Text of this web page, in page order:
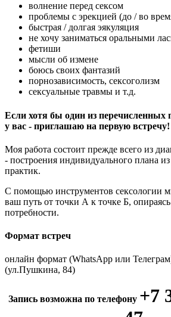
волнение перед сексом
проблемы с эрекцией (до / во
быстрая / долгая эякуляция
не хочу заниматься оральными
фетиши
мысли об измене
боюсь своих фантазий
порнозависимость, сексоголизм
сексуальные травмы и т.д.
Если хотя бы один из перечисленных
у вас - приглашаю на первую встречу!
Моя работа состоит прежде всего из
- построения индивидуального плана
практик.
С помощью инструментов сексологии
ваш путь от точки А к точке Б,
потребности.
Формат встреч
онлайн формат (WhatsApp или
(ул.Пушкина, 84)
Запись возможна по телефону +7